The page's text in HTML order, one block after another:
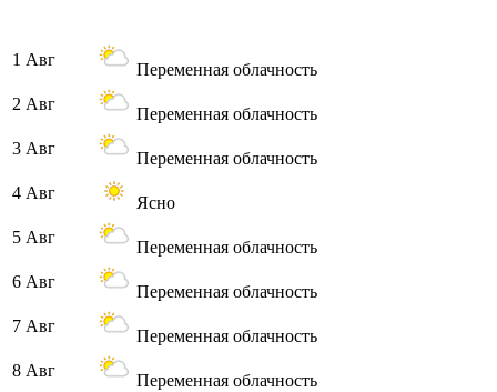
1 Авг
Переменная облачность
2 Авг
Переменная облачность
3 Авг
Переменная облачность
4 Авг
Ясно
5 Авг
Переменная облачность
6 Авг
Переменная облачность
7 Авг
Переменная облачность
8 Авг
Переменная облачность